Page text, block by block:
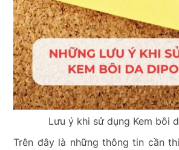
Lưu ý khi sử dụng Kem bôi
Trên đây là những thông tin cần